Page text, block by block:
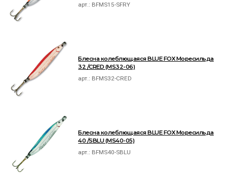
арт.: BFMS15-SFRY
Блесна колеблющаяся BLUE FOX Моресильда
32 /CRED (MS32-06)
арт.: BFMS32-CRED
Блесна колеблющаяся BLUE FOX Моресильда
40 /SBLU (MS40-05)
арт.: BFMS40-SBLU